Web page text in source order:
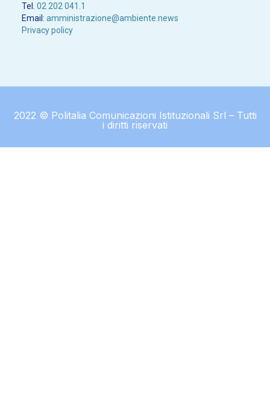
Tel. 02 202 041.1
Email: amministrazione@ambiente.news
Privacy policy
2022 © Politalia Comunicazioni Istituzionali Srl – Tutti
i diritti riservati